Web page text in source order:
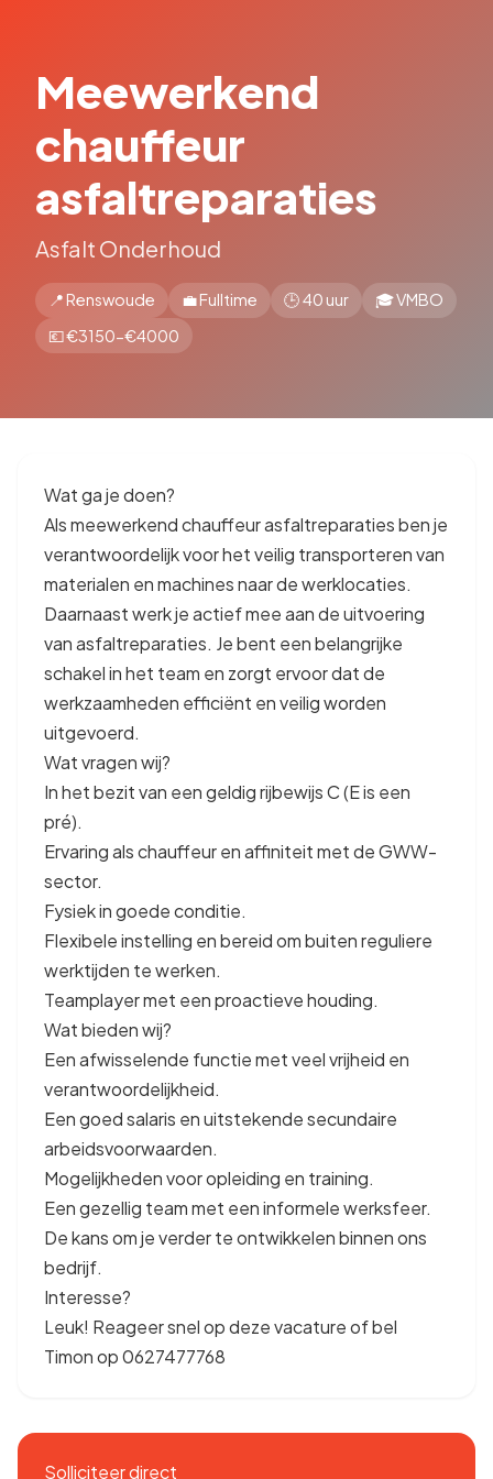
Meewerkend
chauffeur
asfaltreparaties
Asfalt Onderhoud
📍 Renswoude 💼 Fulltime 🕒 40 uur
🎓 VMBO
💶 €3150-€4000
Wat ga je doen?
Als meewerkend chauffeur asfaltreparaties ben je
verantwoordelijk voor het veilig transporteren van
materialen en machines naar de werklocaties.
Daarnaast werk je actief mee aan de uitvoering
van asfaltreparaties. Je bent een belangrijke
schakel in het team en zorgt ervoor dat de
werkzaamheden efficiënt en veilig worden
uitgevoerd.
Wat vragen wij?
In het bezit van een geldig rijbewijs C (E is een
pré).
Ervaring als chauffeur en affiniteit met de GWW-
sector.
Fysiek in goede conditie.
Flexibele instelling en bereid om buiten reguliere
werktijden te werken.
Teamplayer met een proactieve houding.
Wat bieden wij?
Een afwisselende functie met veel vrijheid en
verantwoordelijkheid.
Een goed salaris en uitstekende secundaire
arbeidsvoorwaarden.
Mogelijkheden voor opleiding en training.
Een gezellig team met een informele werksfeer.
De kans om je verder te ontwikkelen binnen ons
bedrijf.
Interesse?
Leuk! Reageer snel op deze vacature of bel
Timon op 0627477768
Solliciteer direct